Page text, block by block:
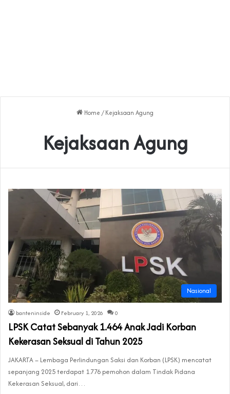
Home / Kejaksaan Agung
Kejaksaan Agung
Nasional
banteninside February 1, 2026 0
LPSK Catat Sebanyak 1.464 Anak Jadi Korban
Kekerasan Seksual di Tahun 2025
JAKARTA – Lembaga Perlindungan Saksi dan Korban (LPSK) mencatat
sepanjang 2025 terdapat 1.776 pemohon dalam Tindak Pidana
Kekerasan Seksual, dari…